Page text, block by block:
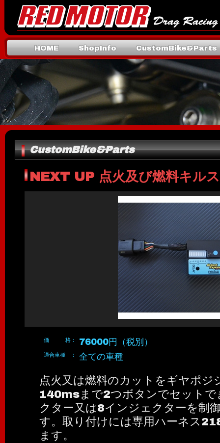
HOME ShopInfo CustomBike&Parts
Mail
CustomBike&Parts
NEXT UP 点火及び燃料キル
価 格： 76000円（税別）
適合車種 ： 全ての車種
点火又は燃料のカットをギヤポジ
140msまで2つボタンでセットで
クター又は8インジェクターを制
す。取り付けには専用ハーネス
ます。